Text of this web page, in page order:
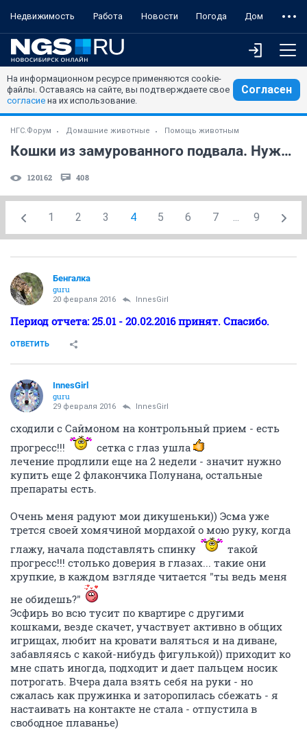
Недвижимость Работа Новости Погода Дом
На информационном ресурсе применяются cookie-
файлы. Оставаясь на сайте, вы подтверждаете свое
согласие на их использование.
Согласен
НГС.Форум Домашние животные Помощь животным
Кошки из замурованного подвала. Нужна помощь!
120162 408
1 2 3 4 5 6 7 ... 9
Бенгалка
guru
20 февраля 2016 InnesGirl
Период отчета: 25.01 - 20.02.2016 принят. Спасибо.
ОТВЕТИТЬ
InnesGirl
guru
29 февраля 2016 InnesGirl
сходили с Саймоном на контрольный прием - есть
прогресс!!!
сетка с глаз ушла
лечение продлили еще на 2 недели - значит нужно
купить еще 2 флакончика Полунана, остальные
препараты есть.
Очень меня радуют мои дикушеньки)) Эсма уже
трется своей хомячиной мордахой о мою руку, когда
глажу, начала подставлять спинку
такой
прогресс!!! столько доверия в глазах... такие они
хрупкие, в каждом взгляде читается "ты ведь меня
не обидешь?"
Эсфирь во всю тусит по квартире с другими
кошками, везде скачет, участвует активно в общих
игрищах, любит на кровати валяться и на диване,
забавляясь с какой-нибудь фигулькой)) приходит ко
мне спать иногда, подходит и дает пальцем носик
потрогать. Вчера дала взять себя на руки - но
сжалась как пружинка и заторопилась сбежать - я
настаивать на контакте не стала - отпустила в
свободное плаванье)